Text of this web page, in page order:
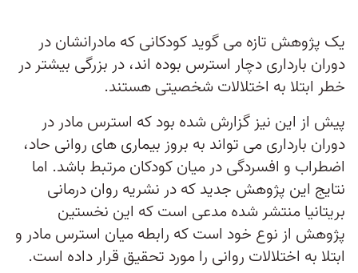
یک پژوهش تازه می گوید کودکانی که مادرانشان در
دوران بارداری دچار استرس بوده اند، در بزرگی بیشتر در
خطر ابتلا به اختلالات شخصیتی هستند.
پیش از این نیز گزارش شده بود که استرس مادر در
دوران بارداری می تواند به بروز بیماری های روانی حاد،
اضطراب و افسردگی در میان کودکان مرتبط باشد. اما
نتایج این پژوهش جدید که در نشریه روان درمانی
بریتانیا منتشر شده مدعی است که این نخستین
پژوهش از نوع خود است که رابطه میان استرس مادر و
ابتلا به اختلالات روانی را مورد تحقیق قرار داده است.